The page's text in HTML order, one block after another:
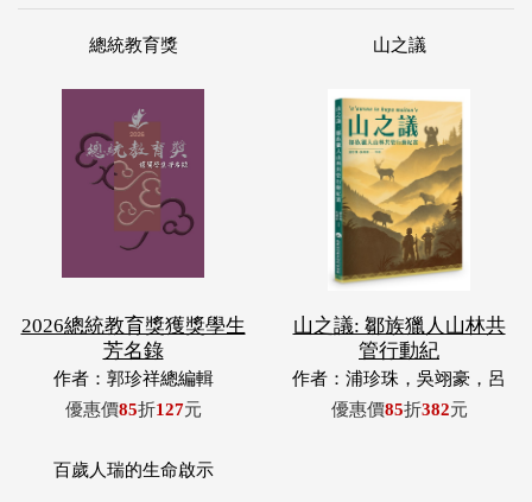
總統教育獎
2026總統教育獎獲獎學生
芳名錄
作者：郭珍祥總編輯
優惠價85折127元
山之議
山之議: 鄒族獵人山林共
管行動紀
作者：浦珍珠，吳翊豪，呂
翊齊，張惠東，許玉青，王
優惠價85折382元
百歲人瑞的生命啟示